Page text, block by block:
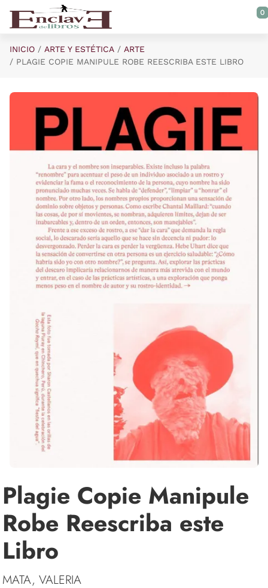
Saltar al contenido principal
0
INICIO ARTE Y ESTÉTICA
ARTE
PLAGIE COPIE MANIPULE ROBE REESCRIBA ESTE LIBRO
Plagie Copie Manipule
Robe Reescriba este
Libro
MATA, VALERIA